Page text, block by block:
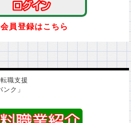
ログイン
ログイン
員登録はこちら
職支援
ク」